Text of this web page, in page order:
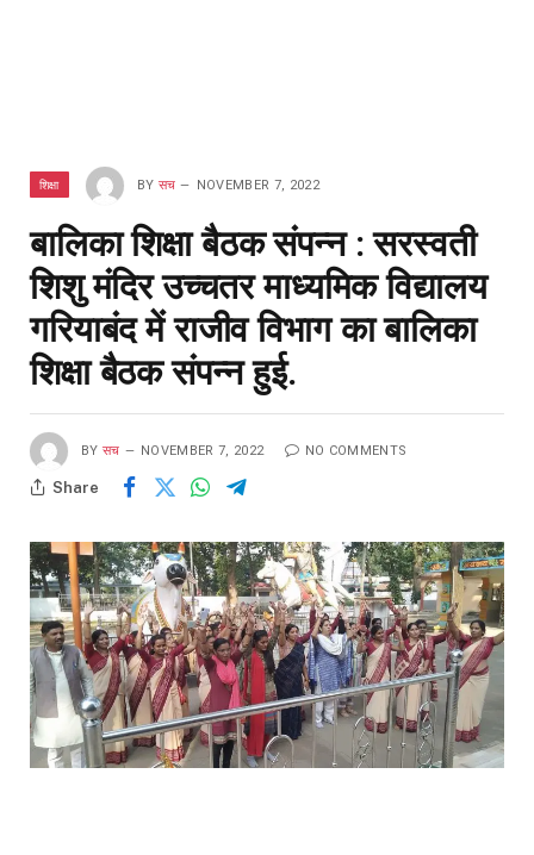
शिक्षा BY सच NOVEMBER 7, 2022
बालिका शिक्षा बैठक संपन्न : सरस्वती
शिशु मंदिर उच्चतर माध्यमिक विद्यालय
गरियाबंद में राजीव विभाग का बालिका
शिक्षा बैठक संपन्न हुई.
BY सच NOVEMBER 7, 2022 NO COMMENTS
Share